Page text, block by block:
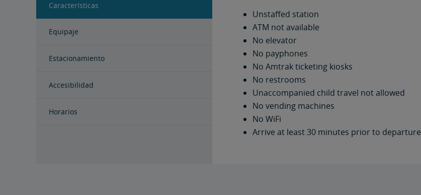
Características
Equipaje
Estacionamiento
Accesibilidad
Horarios
Unstaffed station
ATM not available
No elevator
No payphones
No Amtrak ticketing kiosks
No restrooms
Unaccompanied child travel not allowed
No vending machines
No WiFi
Arrive at least 30 minutes prior to departure